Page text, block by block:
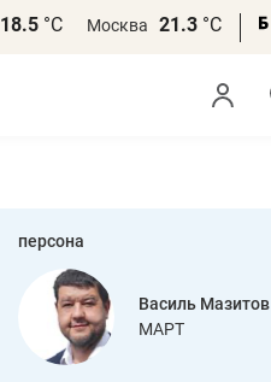
18.5 °С Москва 21.3 °С
персона
Василь Мазитов
МАРТ